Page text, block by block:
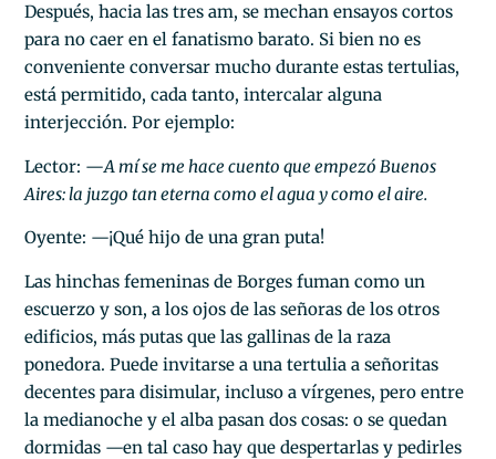
Después, hacia las tres am, se mechan ensayos cortos
para no caer en el fanatismo barato. Si bien no es
conveniente conversar mucho durante estas tertulias,
está permitido, cada tanto, intercalar alguna
interjección. Por ejemplo:
Lector: —A mí se me hace cuento que empezó Buenos
Aires: la juzgo tan eterna como el agua y como el aire.
Oyente: —¡Qué hijo de una gran puta!
Las hinchas femeninas de Borges fuman como un
escuerzo y son, a los ojos de las señoras de los otros
edificios, más putas que las gallinas de la raza
ponedora. Puede invitarse a una tertulia a señoritas
decentes para disimular, incluso a vírgenes, pero entre
la medianoche y el alba pasan dos cosas: o se quedan
dormidas —en tal caso hay que despertarlas y pedirles